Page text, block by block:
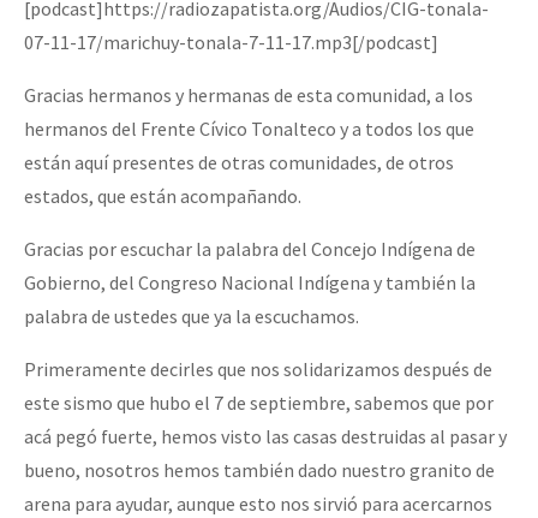
[podcast]https://radiozapatista.org/Audios/CIG-tonala-
07-11-17/marichuy-tonala-7-11-17.mp3[/podcast]
Gracias hermanos y hermanas de esta comunidad, a los
hermanos del Frente Cívico Tonalteco y a todos los que
están aquí presentes de otras comunidades, de otros
estados, que están acompañando.
Gracias por escuchar la palabra del Concejo Indígena de
Gobierno, del Congreso Nacional Indígena y también la
palabra de ustedes que ya la escuchamos.
Primeramente decirles que nos solidarizamos después de
este sismo que hubo el 7 de septiembre, sabemos que por
acá pegó fuerte, hemos visto las casas destruidas al pasar y
bueno, nosotros hemos también dado nuestro granito de
arena para ayudar, aunque esto nos sirvió para acercarnos